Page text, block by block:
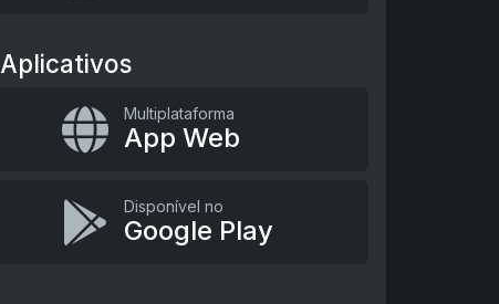
Aplicativos
Multiplataforma
App Web
Disponível no
Google Play